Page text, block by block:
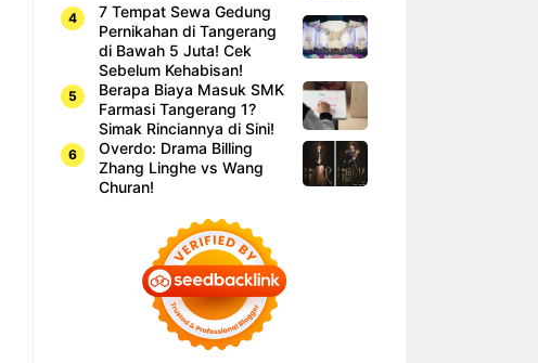
7 Tempat Sewa Gedung
Pernikahan di Tangerang
di Bawah 5 Juta! Cek
Sebelum Kehabisan!
Berapa Biaya Masuk SMK
Farmasi Tangerang 1?
Simak Rinciannya di Sini!
Overdo: Drama Billing
Zhang Linghe vs Wang
Churan!